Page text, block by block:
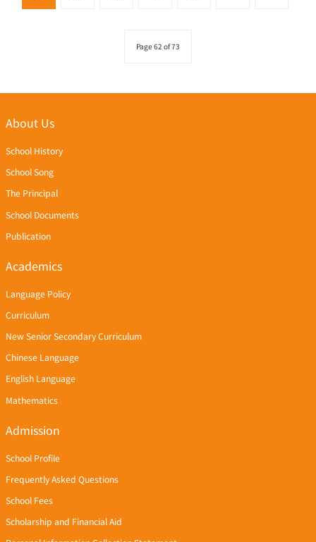
Page 62 of 73
About Us
School History
School Song
The Principal
School Documents
Publication
Academics
Language Policy
Curriculum
New Senior Secondary Curriculum
Chinese Language
English Language
Mathematics
Admission
School Profile
Frequently Asked Questions
School Fees
Scholarship and Financial Aid